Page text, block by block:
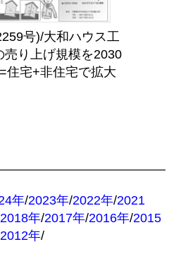
号)/大和ハウス工
売り上げ規模を2030
住宅+非住宅で拡大
年/2023年/2022年/2021
2018年/2017年/2016年/2015
2012年/